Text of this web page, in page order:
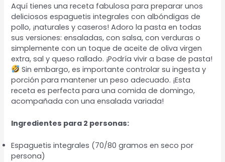
Aquí tienes una receta fabulosa para preparar unos
deliciosos espaguetis integrales con albóndigas de
pollo, ¡naturales y caseros! Adoro la pasta en todas
sus versiones: ensaladas, con salsa, con verduras o
simplemente con un toque de aceite de oliva virgen
extra, sal y queso rallado. ¡Podría vivir a base de pasta!
Sin embargo, es importante controlar su ingesta y
porción para mantener un peso adecuado. ¡Esta
receta es perfecta para una comida de domingo,
acompañada con una ensalada variada!
Ingredientes para 2 personas:
Espaguetis integrales (70/80 gramos en seco por
persona)